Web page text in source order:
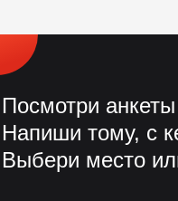
Посмотри анкеты
Напиши тому, с
Выбери место